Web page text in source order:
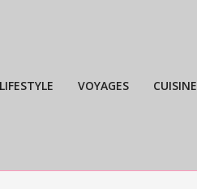
LIFESTYLE VOYAGES CUISINE